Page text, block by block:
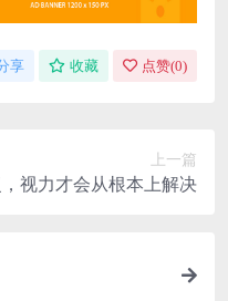
享 收藏 点赞(0)
上一篇
视力才会从根本上解决